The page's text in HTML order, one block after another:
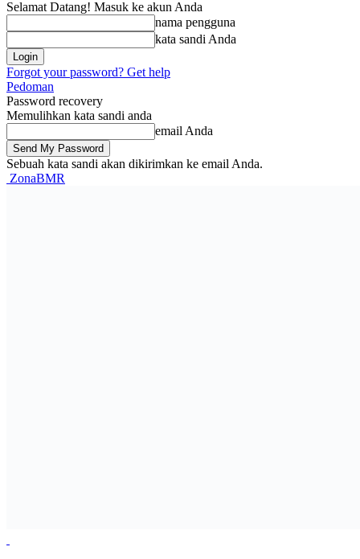
Selamat Datang! Masuk ke akun Anda
nama pengguna
kata sandi Anda
Forgot your password? Get help
Pedoman
Password recovery
Memulihkan kata sandi anda
email Anda
Sebuah kata sandi akan dikirimkan ke email Anda.
ZonaBMR